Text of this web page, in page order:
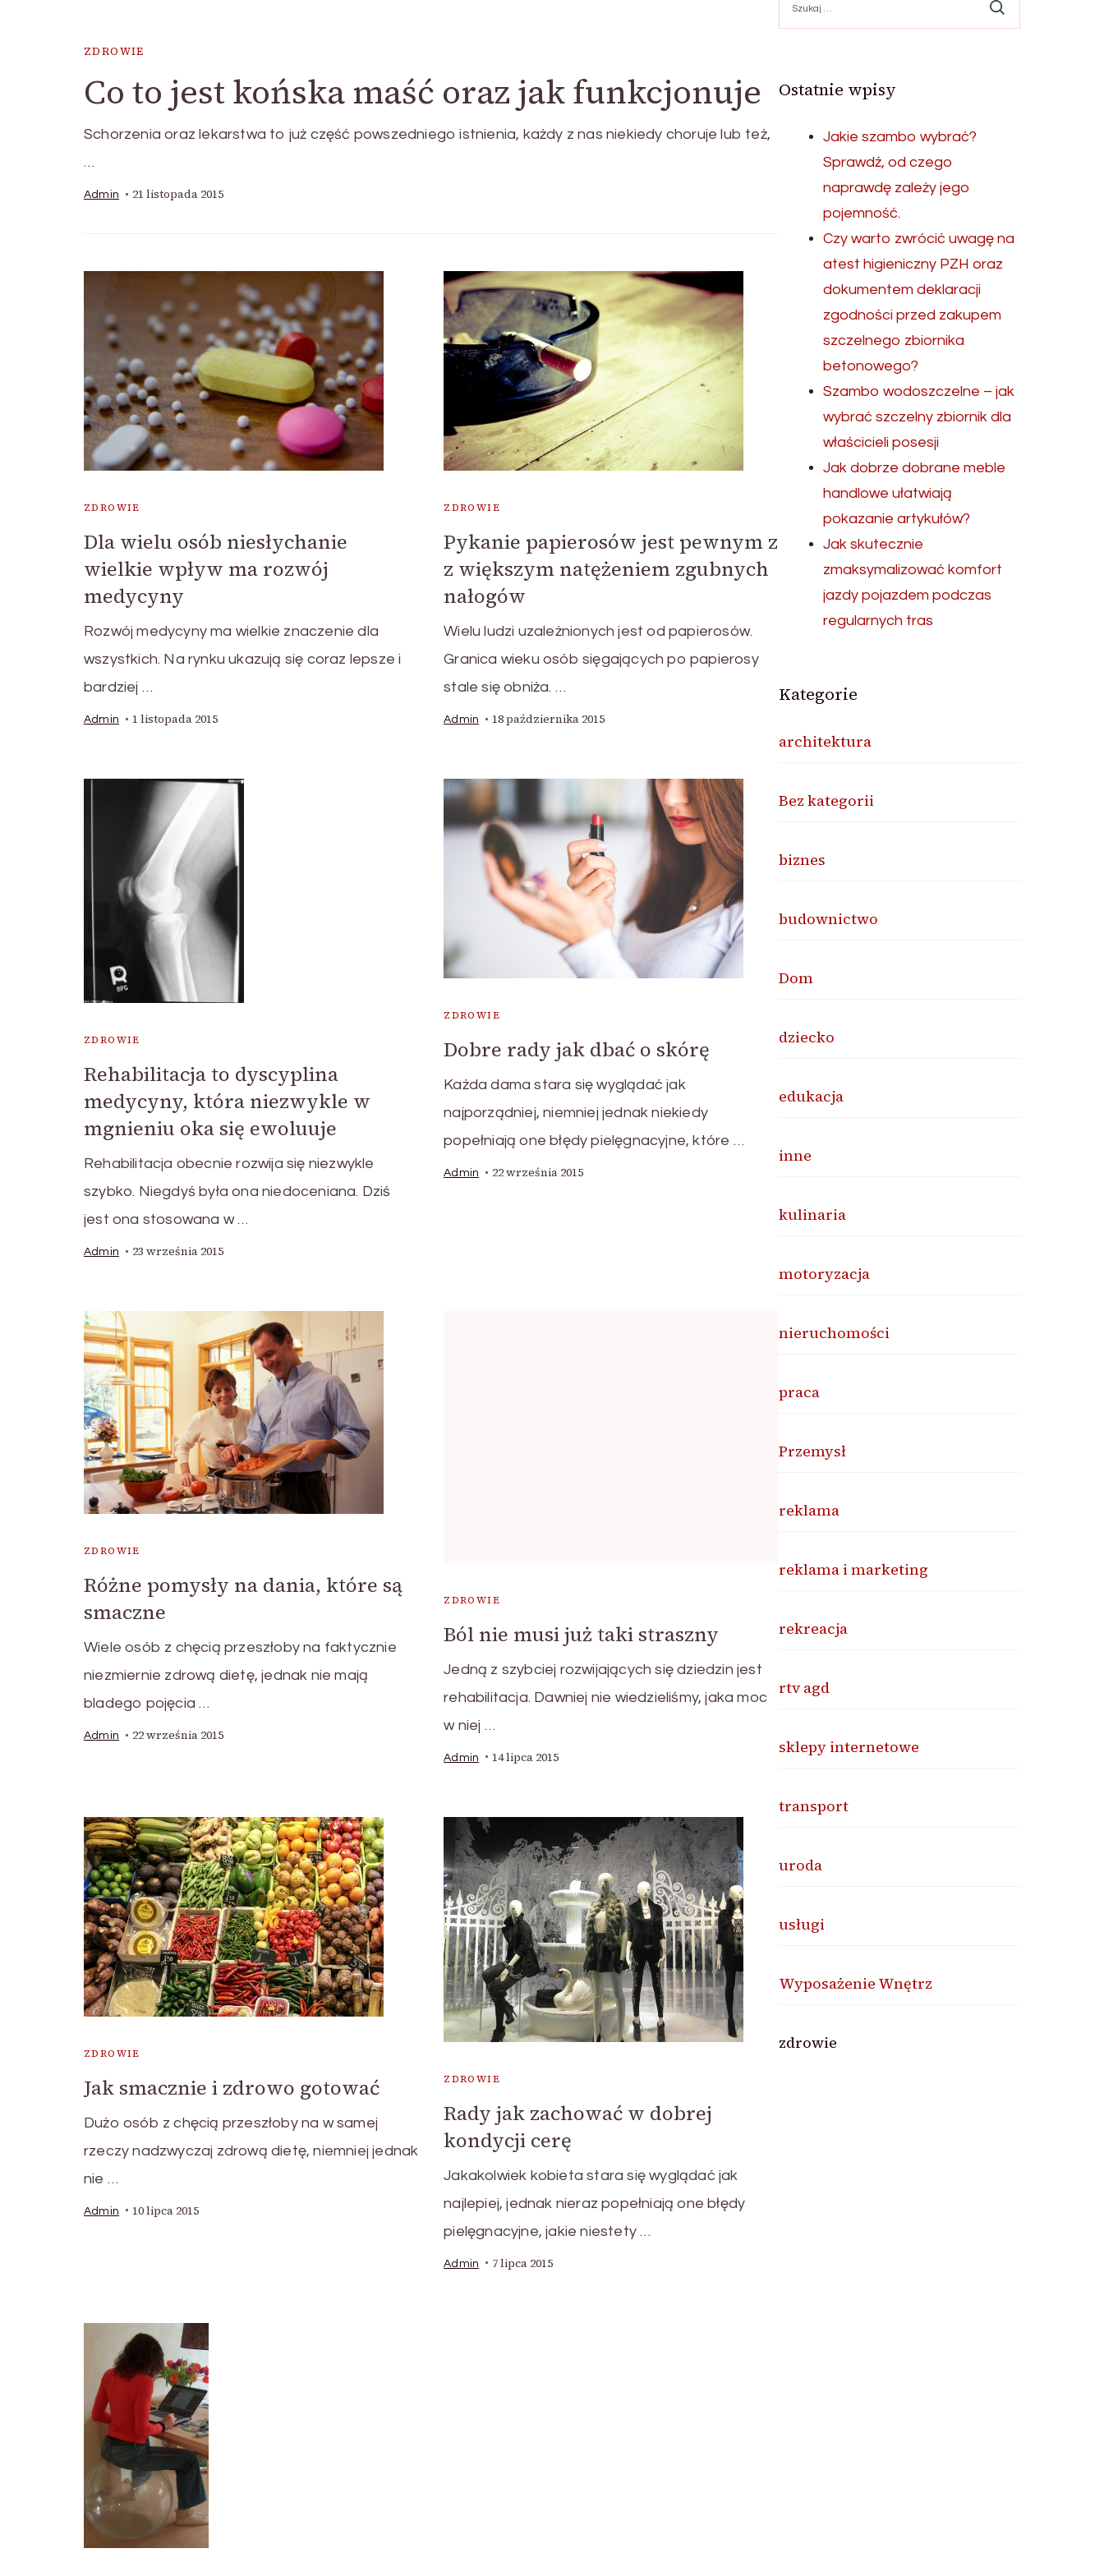
ZDROWIE
Co to jest końska maść oraz jak funkcjonuje
Schorzenia oraz lekarstwa to już część powszedniego istnienia, każdy z nas niekiedy choruje lub też,
…
Admin 21 listopada 2015
ZDROWIE
Dla wielu osób niesłychanie
wielkie wpływ ma rozwój
medycyny
Rozwój medycyny ma wielkie znaczenie dla
wszystkich. Na rynku ukazują się coraz lepsze i
bardziej …
Admin 1 listopada 2015
ZDROWIE
Pykanie papierosów jest pewnym z
z większym natężeniem zgubnych
nałogów
Wielu ludzi uzależnionych jest od papierosów.
Granica wieku osób sięgających po papierosy
stale się obniża. …
Admin 18 października 2015
ZDROWIE
Rehabilitacja to dyscyplina
medycyny, która niezwykle w
mgnieniu oka się ewoluuje
Rehabilitacja obecnie rozwija się niezwykle
szybko. Niegdyś była ona niedoceniana. Dziś
jest ona stosowana w …
Admin 23 września 2015
ZDROWIE
Dobre rady jak dbać o skórę
Każda dama stara się wyglądać jak
najporządniej, niemniej jednak niekiedy
popełniają one błędy pielęgnacyjne, które …
Admin 22 września 2015
ZDROWIE
Różne pomysły na dania, które są
smaczne
Wiele osób z chęcią przeszłoby na faktycznie
niezmiernie zdrową dietę, jednak nie mają
bladego pojęcia …
Admin 22 września 2015
ZDROWIE
Ból nie musi już taki straszny
Jedną z szybciej rozwijających się dziedzin jest
rehabilitacja. Dawniej nie wiedzieliśmy, jaka moc
w niej …
Admin 14 lipca 2015
ZDROWIE
Jak smacznie i zdrowo gotować
Dużo osób z chęcią przeszłoby na w samej
rzeczy nadzwyczaj zdrową dietę, niemniej jednak
nie …
Admin 10 lipca 2015
ZDROWIE
Rady jak zachować w dobrej
kondycji cerę
Jakakolwiek kobieta stara się wyglądać jak
najlepiej, jednak nieraz popełniają one błędy
pielęgnacyjne, jakie niestety …
Admin 7 lipca 2015
Ostatnie wpisy
Jakie szambo wybrać?
Sprawdź, od czego
naprawdę zależy jego
pojemność.
Czy warto zwrócić uwagę na
atest higieniczny PZH oraz
dokumentem deklaracji
zgodności przed zakupem
szczelnego zbiornika
betonowego?
Szambo wodoszczelne – jak
wybrać szczelny zbiornik dla
właścicieli posesji
Jak dobrze dobrane meble
handlowe ułatwiają
pokazanie artykułów?
Jak skutecznie
zmaksymalizować komfort
jazdy pojazdem podczas
regularnych tras
Kategorie
architektura
Bez kategorii
biznes
budownictwo
Dom
dziecko
edukacja
inne
kulinaria
motoryzacja
nieruchomości
praca
Przemysł
reklama
reklama i marketing
rekreacja
rtv agd
sklepy internetowe
transport
uroda
usługi
Wyposażenie Wnętrz
zdrowie